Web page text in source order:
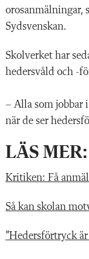
orosanmälningar,
Sydsvenskan.
Skolverket har
hedersvåld och -
– Alla som jobbar
när de ser
LÄS MER:
Kritiken: Få
Så kan skolan
”Hedersförtryck